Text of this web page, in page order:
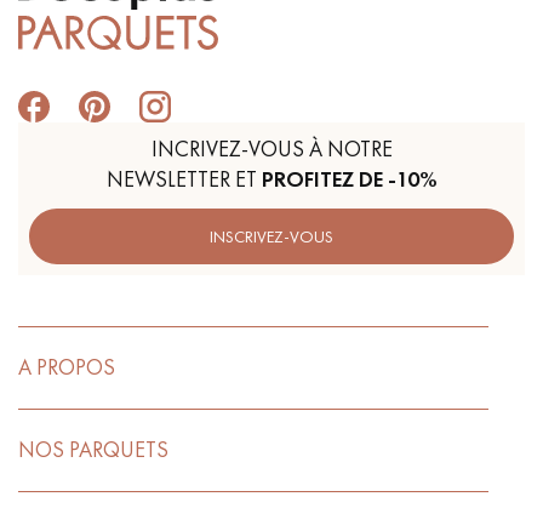
INCRIVEZ-VOUS À NOTRE
NEWSLETTER ET PROFITEZ DE -10%
INSCRIVEZ-VOUS
A PROPOS
NOS PARQUETS